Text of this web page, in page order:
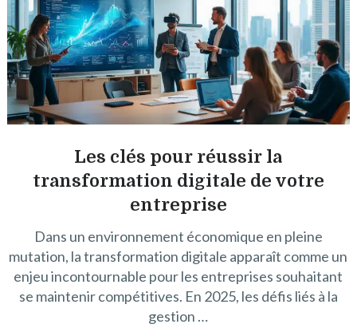
Les clés pour réussir la
transformation digitale de votre
entreprise
Dans un environnement économique en pleine
mutation, la transformation digitale apparaît comme un
enjeu incontournable pour les entreprises souhaitant
se maintenir compétitives. En 2025, les défis liés à la
gestion …